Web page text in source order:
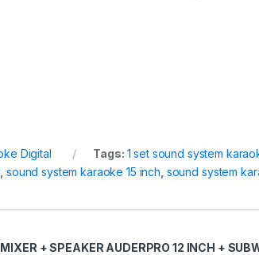
Digital Tags: 1 set sound system
sound system karaoke 15 inch sound system
+ SPEAKER AUDERPRO 12 INCH +